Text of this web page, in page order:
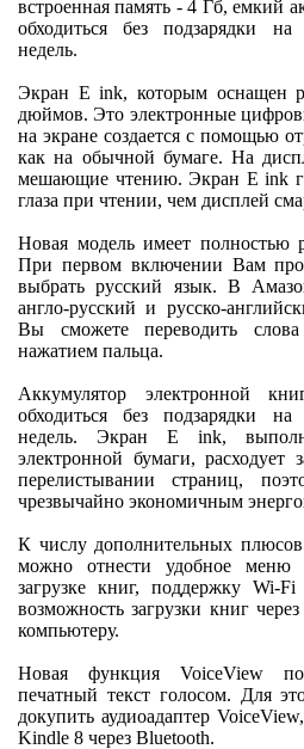
встроенная память - 4 Гб, емкий
обходиться без подзарядки
недель.
Экран E ink, которым оснащен
дюймов. Это электронные
на экране создается с помощью
как на обычной бумаге. На
мешающие чтению. Экран E ink
глаза при чтении, чем дисплей
Новая модель имеет полностью
При первом включении Вам
выбрать русский язык. В
англо-русский и русско-
Вы сможете переводить
нажатием пальца.
Аккумулятор электронной
обходиться без подзарядки
недель. Экран E ink,
электронной бумаги, расходует
перелистывании страниц,
чрезвычайно экономичным
К числу дополнительных
можно отнести удобное меню
загрузке книг, поддержку Wi-
возможность загрузки книг
компьютеру.
Новая функция VoiceView
печатный текст голосом. Для
докупить аудиоадаптер
Kindle 8 через Bluetooth.